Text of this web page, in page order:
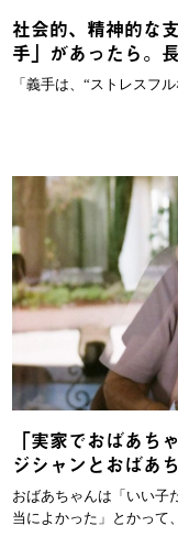
社会的、精神的な
手」があったら。
「義手は、“ストレスフ
「実家でおばあち
ジシャンとおばあ
おばあちゃんは「いい子
当によかった」とかって